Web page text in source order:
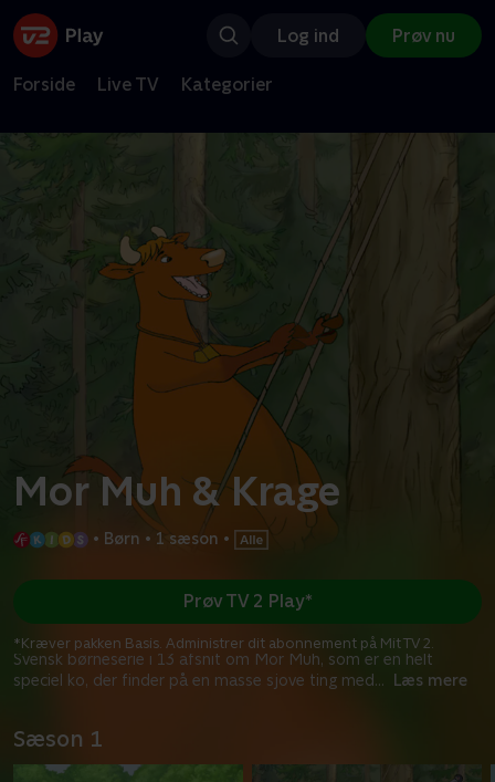
Log ind Prøv nu
Forside Live TV Kategorier
Mor Muh & Krage
• Børn • 1 sæson •
Svensk børneserie i 13 afsnit om Mor Muh, som er en helt
speciel ko, der finder på en masse sjove ting med... Læs mere
Prøv TV 2 Play*
*Kræver pakken Basis. Administrer dit abonnement på Mit TV 2.
Sæson 1